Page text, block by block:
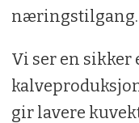
næringstilgang.
Vi ser en sikker
gir lavere